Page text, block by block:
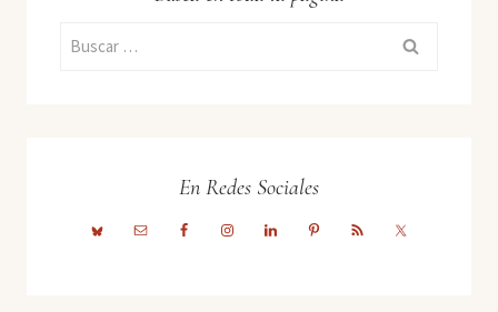
Buscar:
En Redes Sociales